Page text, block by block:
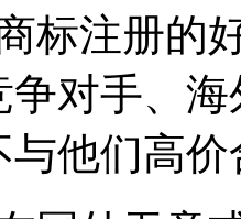
标注册的
对手、
他们高